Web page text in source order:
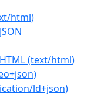
html)
(text/html)
)
ld+json)